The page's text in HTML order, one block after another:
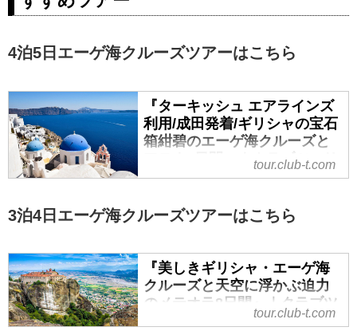
4泊5日エーゲ海クルーズツアーはこちら
『ターキッシュ エアラインズ
利用/成田発着/ギリシャの宝石
箱紺碧のエーゲ海クルーズと
アテネ8日間』｜クラブツーリ
ズム
成田発着/ギリシャの宝石箱紺碧の
の紹介をしています。ツアー・旅
行のお申込ならクラブツーリズ
ム。
tour.club-t.com
3泊4日エーゲ海クルーズツアーはこちら
『美しきギリシャ・エーゲ海
クルーズと天空に浮かぶ迫力
のメテオラ8日間』｜クラブツ
tour.club-t.com